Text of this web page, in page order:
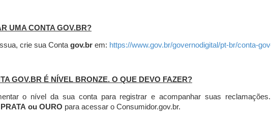
UMA CONTA GOV.BR?
crie sua Conta gov.br em: https://www.gov.br/governodigital/pt-br/conta-
GOV.BR É NÍVEL BRONZE. O QUE DEVO FAZER?
o nível da sua conta para registrar e acompanhar suas
ou OURO para acessar o Consumidor.gov.br.